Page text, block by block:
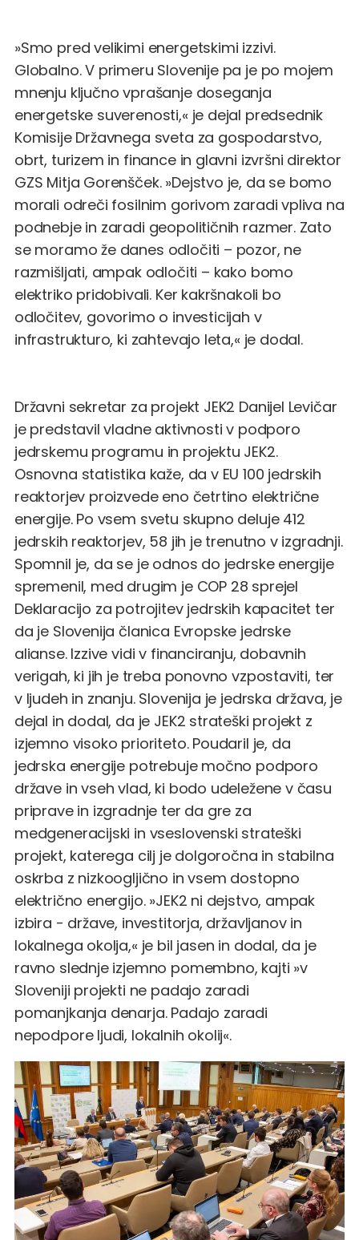
»Smo pred velikimi energetskimi izzivi.
Globalno. V primeru Slovenije pa je po mojem
mnenju ključno vprašanje doseganja
energetske suverenosti,« je dejal predsednik
Komisije Državnega sveta za gospodarstvo,
obrt, turizem in finance in glavni izvršni direktor
GZS Mitja Gorenšček. »Dejstvo je, da se bomo
morali odreči fosilnim gorivom zaradi vpliva na
podnebje in zaradi geopolitičnih razmer. Zato
se moramo že danes odločiti – pozor, ne
razmišljati, ampak odločiti – kako bomo
elektriko pridobivali. Ker kakršnakoli bo
odločitev, govorimo o investicijah v
infrastrukturo, ki zahtevajo leta,« je dodal.
Državni sekretar za projekt JEK2 Danijel Levičar
je predstavil vladne aktivnosti v podporo
jedrskemu programu in projektu JEK2.
Osnovna statistika kaže, da v EU 100 jedrskih
reaktorjev proizvede eno četrtino električne
energije. Po vsem svetu skupno deluje 412
jedrskih reaktorjev, 58 jih je trenutno v izgradnji.
Spomnil je, da se je odnos do jedrske energije
spremenil, med drugim je COP 28 sprejel
Deklaracijo za potrojitev jedrskih kapacitet ter
da je Slovenija članica Evropske jedrske
alianse. Izzive vidi v financiranju, dobavnih
verigah, ki jih je treba ponovno vzpostaviti, ter
v ljudeh in znanju. Slovenija je jedrska država, je
dejal in dodal, da je JEK2 strateški projekt z
izjemno visoko prioriteto. Poudaril je, da
jedrska energije potrebuje močno podporo
države in vseh vlad, ki bodo udeležene v času
priprave in izgradnje ter da gre za
medgeneracijski in vseslovenski strateški
projekt, katerega cilj je dolgoročna in stabilna
oskrba z nizkoogljično in vsem dostopno
električno energijo. »JEK2 ni dejstvo, ampak
izbira - države, investitorja, državljanov in
lokalnega okolja,« je bil jasen in dodal, da je
ravno slednje izjemno pomembno, kajti »v
Sloveniji projekti ne padajo zaradi
pomanjkanja denarja. Padajo zaradi
nepodpore ljudi, lokalnih okolij«.